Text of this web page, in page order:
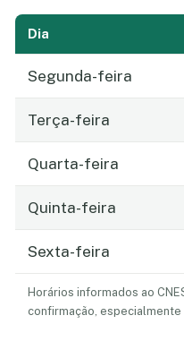
Dia
Segunda-feira
Terça-feira
Quarta-feira
Quinta-feira
Sexta-feira
Horários informados ao
confirmação, especialmente